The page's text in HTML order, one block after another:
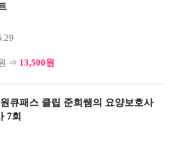
⇒ 13,500원
큐패스 클립 준희쌤의 요양보호사
7회